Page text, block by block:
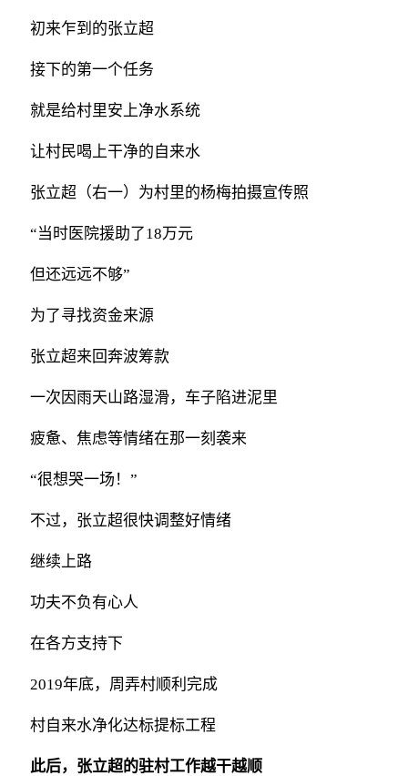
初来乍到的张立超
接下的第一个任务
就是给村里安上净水系统
让村民喝上干净的自来水
张立超（右一）为村里的杨梅拍摄宣传照
“当时医院援助了18万元
但还远远不够”
为了寻找资金来源
张立超来回奔波筹款
一次因雨天山路湿滑，车子陷进泥里
疲惫、焦虑等情绪在那一刻袭来
“很想哭一场！”
不过，张立超很快调整好情绪
继续上路
功夫不负有心人
在各方支持下
2019年底，周弄村顺利完成
村自来水净化达标提标工程
此后，张立超的驻村工作越干越顺